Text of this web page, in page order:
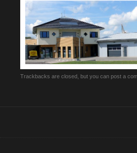
Trackbacks are closed, but you can post a